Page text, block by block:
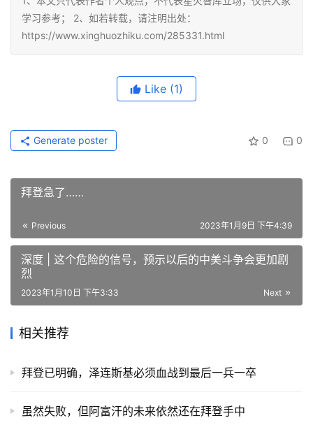
学习参考； 2、如若转载，请注明出处：
https://www.xinghuozhiku.com/285331.html
Like (1)
0 0
Generate poster
拜登急了……
Previous 2023年1月9日 下午4:39
深度 | 这个危险的信号，预示以后的中美斗争会更加剧
烈
Next
2023年1月10日 下午3:33
相关推荐
拜登已明确，泽连斯基必须血战到最后一兵一卒
虽然失败，但阿富汗的未来依然还在拜登手中